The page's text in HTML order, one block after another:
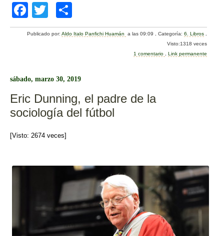
F
a
b
o
o
k
wi
tt
o
m
ar
Publicado por:Aldo Italo Panfichi Huamán a las 09:09 .Categoría:6. Libros
Visto:1318 veces
1 comentario
Link permanente
sábado, marzo 30, 2019
Eric Dunning, el padre de la
sociología del fútbol
[Visto: 2674 veces]